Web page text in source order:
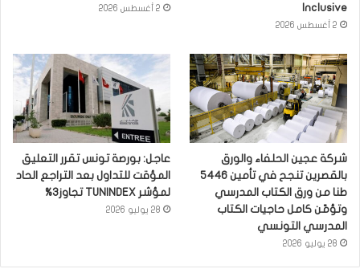
Inclusive
2 أغسطس 2026
2 أغسطس 2026
شركة عجين الحلفاء والورق
بالقصرين تنجح في تأمين 5446
طنا من ورق الكتاب المدرسي
وتؤمّن كامل حاجيات الكتاب
المدرسي التونسي
28 يوليو 2026
عاجل: بورصة تونس تقرر التعليق
المؤقت للتداول بعد التراجع الحاد
لمؤشر TUNINDEX تجاوز3%
28 يوليو 2026